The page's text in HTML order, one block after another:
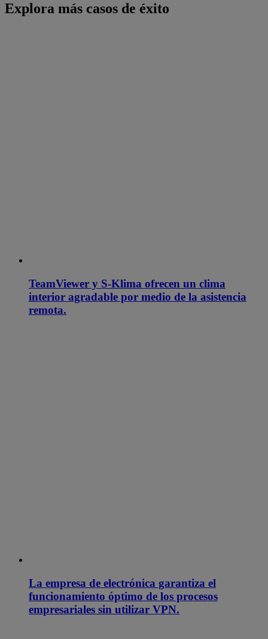
Explora más casos de éxito
TeamViewer y S-Klima ofrecen un clima
interior agradable por medio de la asistencia
remota.
La empresa de electrónica garantiza el
funcionamiento óptimo de los procesos
empresariales sin utilizar VPN.